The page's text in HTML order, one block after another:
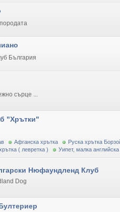
България
сърце ...
"Хрътки"
Афганска хрътка Руска хрътка
( левретка )
Уипет, малка
Нюфаундленд Клуб
Dog